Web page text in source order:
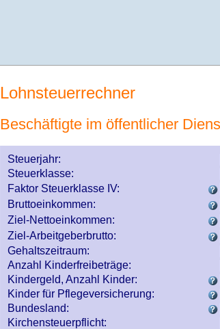
Lohnsteuerrechner
Beschäftigte im öffentlicher
Steuerjahr:
Steuerklasse:
Faktor Steuerklasse IV:
Bruttoeinkommen:
Ziel-Nettoeinkommen:
Ziel-Arbeitgeberbrutto:
Gehaltszeitraum:
Anzahl Kinderfreibeträge:
Kindergeld, Anzahl Kinder:
Kinder für Pflegeversicherung:
Bundesland:
Kirchensteuerpflicht: